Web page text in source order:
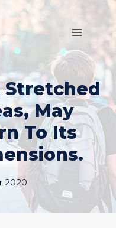
Stretched
May
To Its
2020